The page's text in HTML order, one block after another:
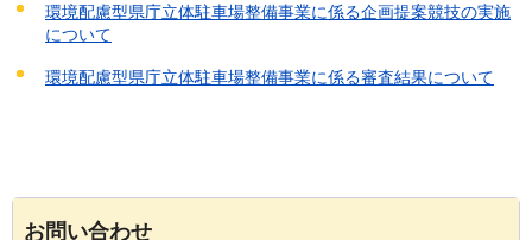
環境配慮型県庁立体駐車場整備事業に係る企画提案競技の実施
について
環境配慮型県庁立体駐車場整備事業に係る審査結果について
お問い合わせ